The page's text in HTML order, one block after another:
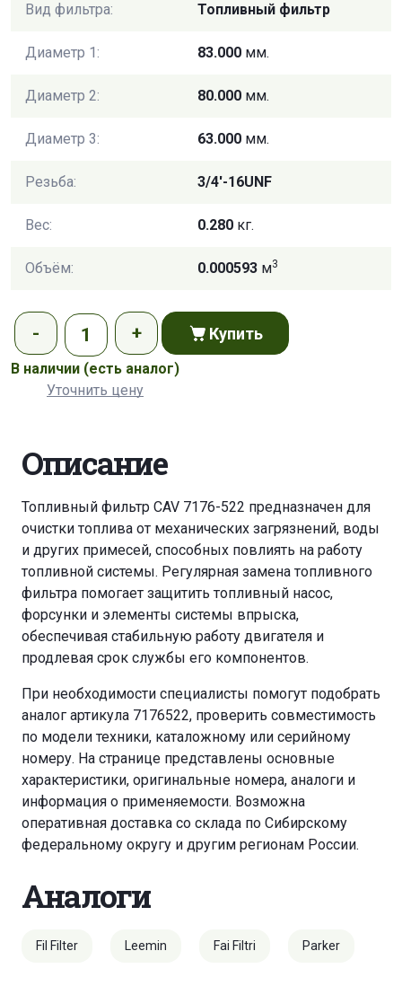
Вид фильтра: Топливный фильтр
Диаметр 1: 83.000 мм.
Диаметр 2: 80.000 мм.
Диаметр 3: 63.000 мм.
Резьба: 3/4'-16UNF
Вес: 0.280 кг.
Объём: 0.000593 м3
Купить
В наличии (есть аналог)
Уточнить цену
Описание
Топливный фильтр CAV 7176-522 предназначен для
очистки топлива от механических загрязнений, воды
и других примесей, способных повлиять на работу
топливной системы. Регулярная замена топливного
фильтра помогает защитить топливный насос,
форсунки и элементы системы впрыска,
обеспечивая стабильную работу двигателя и
продлевая срок службы его компонентов.
При необходимости специалисты помогут подобрать
аналог артикула 7176522, проверить совместимость
по модели техники, каталожному или серийному
номеру. На странице представлены основные
характеристики, оригинальные номера, аналоги и
информация о применяемости. Возможна
оперативная доставка со склада по Сибирскому
федеральному округу и другим регионам России.
Аналоги
Fil Filter Leemin Fai Filtri Parker